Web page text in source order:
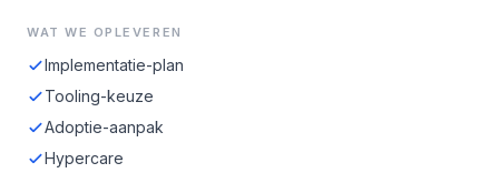
WAT WE OPLEVEREN
Implementatie-plan
Tooling-keuze
Adoptie-aanpak
Hypercare